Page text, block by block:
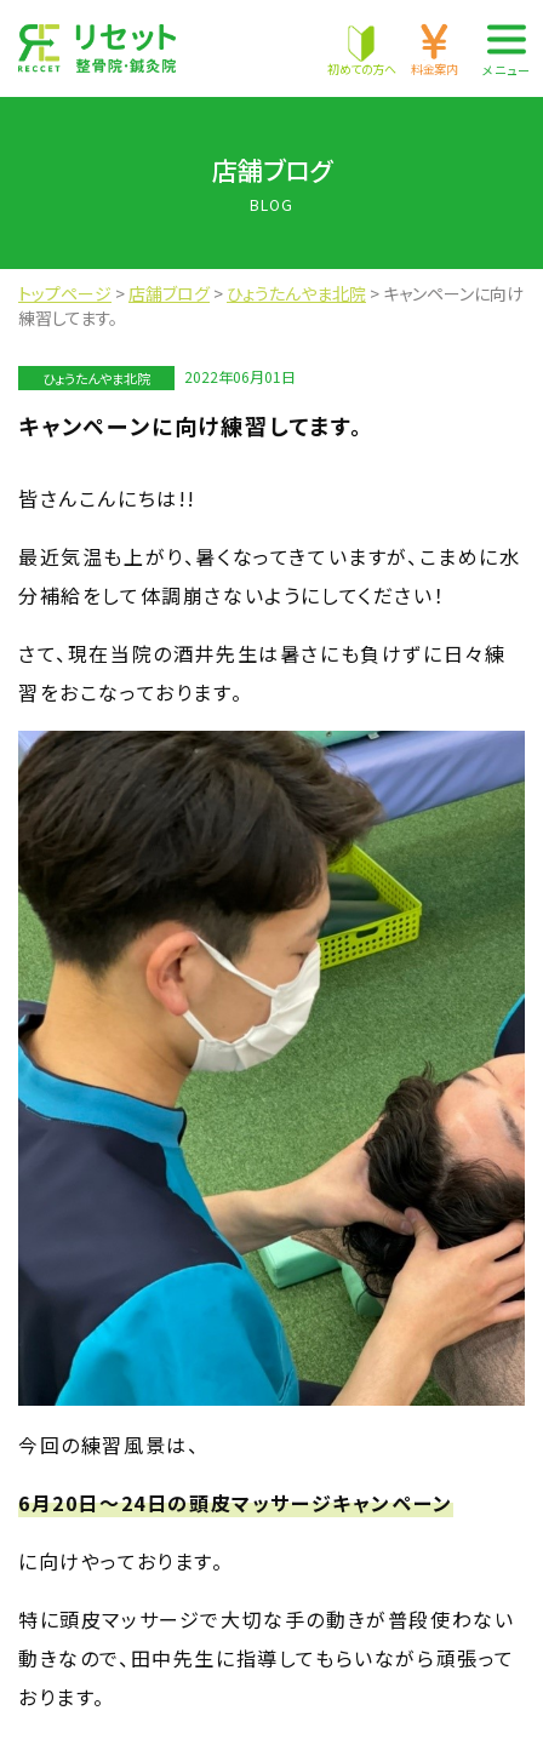
株式会社 RECCET
初めての方へ 料金案内 メニュー
店舗ブログ
BLOG
トップページ >店舗ブログ> ひょうたんやま北院 > キャンペーンに向け
練習してます。
2022年06月01日
ひょうたんやま北院
キャンペーンに向け練習してます。
皆さんこんにちは!!
最近気温も上がり、暑くなってきていますが、こまめに水
分補給をして体調崩さないようにしてください！
さて、現在当院の酒井先生は暑さにも負けずに日々練
習をおこなっております。
今回の練習風景は、
6月20日～24日の頭皮マッサージキャンペーン
に向けやっております。
特に頭皮マッサージで大切な手の動きが普段使わない
動きなので、田中先生に指導してもらいながら頑張って
おります。